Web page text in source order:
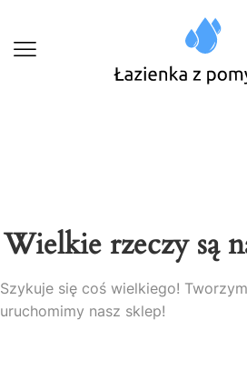
Wielkie rzeczy są
Szykuje się coś wielkiego!
uruchomimy nasz sklep!